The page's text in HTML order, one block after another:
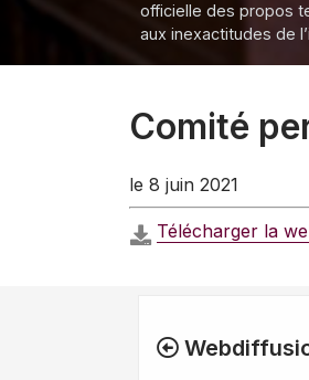
officielle des propos
aux inexactitudes de
Comité
le 8 juin 2021
Télécharger la